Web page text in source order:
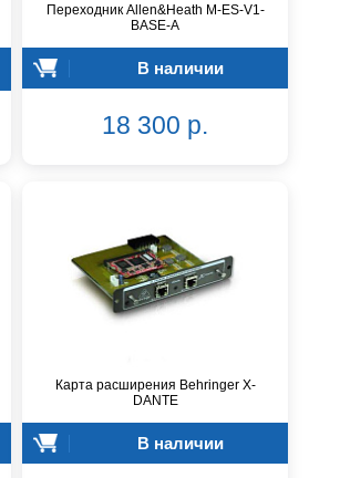
Переходник Allen&Heath M-ES-V1-
BASE-A
В наличии
18 300 р.
Карта расширения Behringer X-
DANTE
В наличии